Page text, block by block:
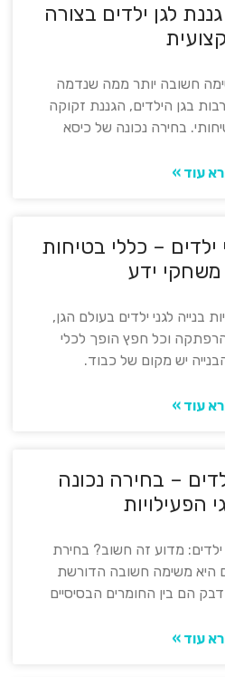
לגן ילדים בצורה
חשובה יותר ממה שנדמה
בגן הילדים, הגננת זקוקה
בחירה נכונה של כיסא
עוד »
ילדים – כללי בטיחות
משחקי ידע
בנייה לגני ילדים בעולם הגן,
וכל חפץ הופך לכלי
יש מקום של כבוד.
עוד »
– בחירה נכונה
הפעילויות
ילדים: מדוע זה חשוב? בחירת
היא משימה חשובה הדורשת
הם בין החומרים הבסיסיים
עוד »